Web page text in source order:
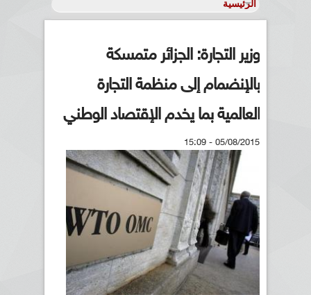
وزير التجارة: الجزائر متمسكة
بالإنضمام إلى منظمة التجارة
العالمية بما يخدم الإقتصاد الوطني
05/08/2015 - 15:09